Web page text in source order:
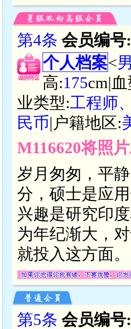
第4条 会员编号:
个人档案<男
高:175cm|
业类型:工程师
民币|户籍地区:
M116620将照
岁月匆匆，平
分，硕士是应
兴趣是研究印
为年纪渐大，
就投入这方面
第5条 会员编号: